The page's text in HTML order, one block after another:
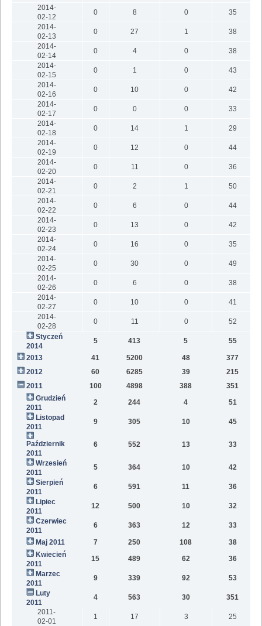
2014-
02-12
0 8 0
35
2014-
02-13
0 27 1
38
2014-
02-14
0 4 0
38
2014-
02-15
0 1 0
43
2014-
02-16
0 10 0
42
2014-
02-17
0 0 0
33
2014-
02-18
0 14 1
29
2014-
02-19
0 12 0
44
2014-
02-20
0 11 0
36
2014-
02-21
0 2 1
50
2014-
02-22
0 6 0
44
2014-
02-23
0 13 0
42
2014-
02-24
0 16 0
35
2014-
02-25
0 30 0
49
2014-
02-26
0 6 0
38
2014-
02-27
0 10 0
41
2014-
02-28
0 11 0
52
Styczeń
2014
5 413 5 55
2013 41 5200 48
377
2012
60 6285 39
215
2011
100 4898 388
351
Grudzień
2011
2 244 4
51
Listopad
2011
9 305 10 45
Październik
2011
6 552 13 33
Wrzesień
2011
5 364 10
42
Sierpień
2011
6 591 11
36
Lipiec
2011
12 500 10
32
Czerwiec
2011
6 363 12 33
Maj 2011 7 250 108
38
Kwiecień
2011
15 489 62
36
Marzec
2011
9 339 92
53
Luty
2011
4 563 30
351
2011-
02-01
1 17 3
25